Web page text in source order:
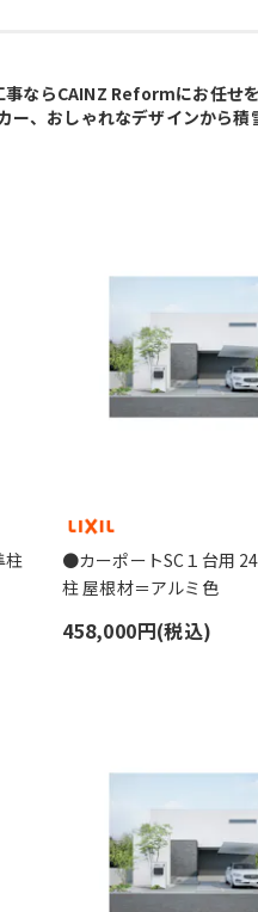
ならCAINZ Reformにお任せ
ー、おしゃれなデザインから
柱
●カーポートSC１台用
柱 屋根材＝アルミ色
458,000円(税込)